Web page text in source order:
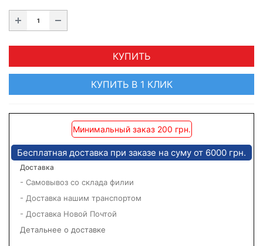
КУПИТЬ
КУПИТЬ В 1 КЛИК
Минимальный заказ 200 грн.
Бесплатная доставка при заказе на суму от 6000 грн.
Доставка
- Самовывоз со склада филии
- Доставка нашим транспортом
- Доставка Новой Почтой
Детальнее о доставке